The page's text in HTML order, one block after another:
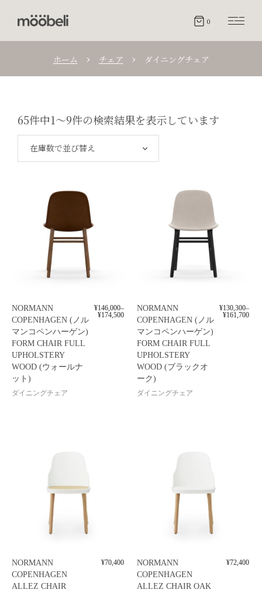
0
ホーム チェア ダイニングチェア
65件中1～9件の検索結果を表示しています
在庫数で並び替え
NORMANN
COPENHAGEN (ノル
マンコペンハーゲン)
FORM CHAIR FULL
UPHOLSTERY
WOOD (ウォールナ
ット)
ダイニングチェア
¥146,000–
¥174,500
NORMANN
COPENHAGEN (ノル
マンコペンハーゲン)
FORM CHAIR FULL
UPHOLSTERY
WOOD (ブラックオ
ーク)
ダイニングチェア
¥130,300–
¥161,700
NORMANN
COPENHAGEN
ALLEZ CHAIR
¥70,400
NORMANN
COPENHAGEN
ALLEZ CHAIR OAK
¥72,400